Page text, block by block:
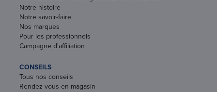
Notre histoire
Notre savoir-faire
Nos marques
Pour les professionnels
Campagne d'affiliation
CONSEILS
Tous nos conseils
Rendez-vous en magasin